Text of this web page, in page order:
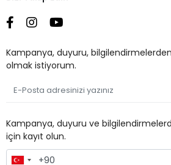
Kampanya, duyuru,
olmak istiyorum.
Kampanya, duyuru ve
için kayıt olun.